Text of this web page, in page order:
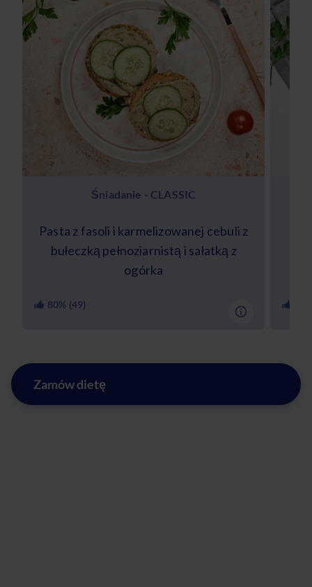
Śniadanie - CLASSIC
Pasta z fasoli i karmelizowanej cebuli z
bułeczką pełnoziarnistą i sałatką z
ogórka
80% (49)
Zamów dietę